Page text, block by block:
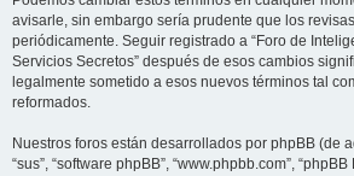
avisarle, sin embargo sería prudente que los
periódicamente. Seguir registrado a “Foro de
Servicios Secretos” después de esos cambios
legalmente sometido a esos nuevos términos tal
reformados.
Nuestros foros están desarrollados por phpBB (de
“sus”, “software phpBB”, “www.phpbb.com”,